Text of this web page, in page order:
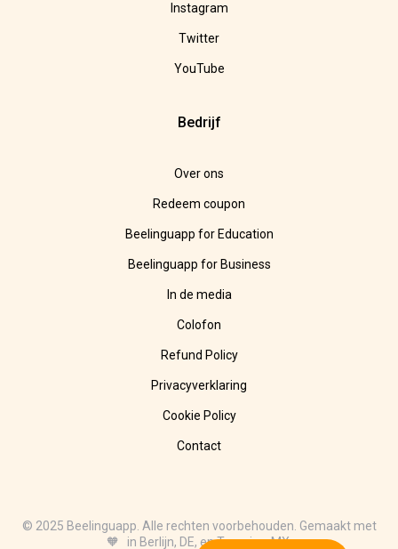
Instagram
Twitter
YouTube
Bedrijf
Over ons
Redeem coupon
Beelinguapp for Education
Beelinguapp for Business
In de media
Colofon
Refund Policy
Privacyverklaring
Cookie Policy
Contact
© 2025 Beelinguapp. Alle rechten voorbehouden. Gemaakt met
🧡 in Berlijn, DE, en Tampico, MX.